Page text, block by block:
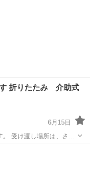
折りたたみ 介助式
6月15日
い